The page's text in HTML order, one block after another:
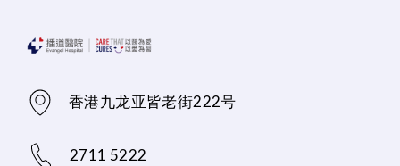
香港九龙亚皆老街222号
2711 5222